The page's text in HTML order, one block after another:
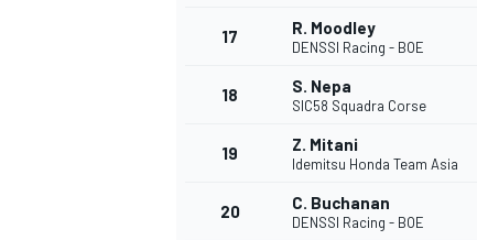
17 R. Moodley
DENSSI Racing - BOE
18 S. Nepa
SIC58 Squadra Corse
19 Z. Mitani
Idemitsu Honda Team Asia
20 C. Buchanan
DENSSI Racing - BOE